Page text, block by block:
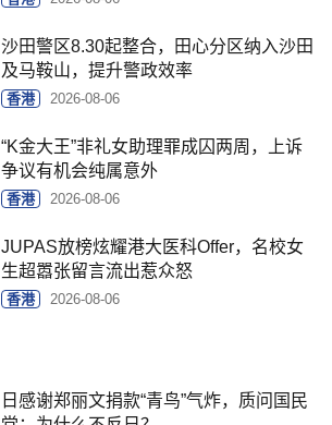
沙田警区8.30起整合，田心分区纳入沙田
及马鞍山，提升警政效率
香港 2026-08-06
“K金大王”非礼女助理罪成囚两周，上诉
争议有机会纯属意外
香港 2026-08-06
JUPAS放榜炫耀港大医科Offer，名校女
生超嚣张留言流出惹众怒
香港 2026-08-06
日感谢郑丽文捐款“青鸟”气炸，质问国民